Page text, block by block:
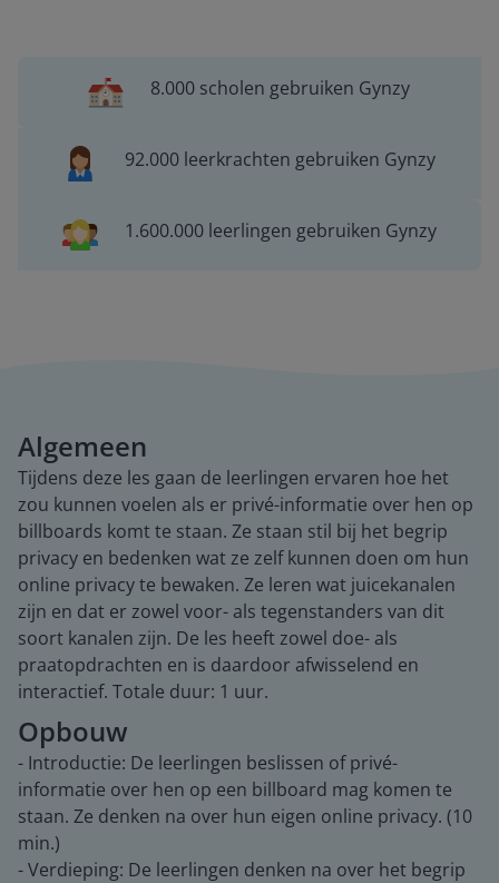
8.000 scholen gebruiken Gynzy
92.000 leerkrachten gebruiken Gynzy
1.600.000 leerlingen gebruiken Gynzy
Algemeen
Tijdens deze les gaan de leerlingen ervaren hoe het
zou kunnen voelen als er privé-informatie over hen op
billboards komt te staan. Ze staan stil bij het begrip
privacy en bedenken wat ze zelf kunnen doen om hun
online privacy te bewaken. Ze leren wat juicekanalen
zijn en dat er zowel voor- als tegenstanders van dit
soort kanalen zijn. De les heeft zowel doe- als
praatopdrachten en is daardoor afwisselend en
interactief. Totale duur: 1 uur.
Opbouw
- Introductie: De leerlingen beslissen of privé-
informatie over hen op een billboard mag komen te
staan. Ze denken na over hun eigen online privacy. (10
min.)
- Verdieping: De leerlingen denken na over het begrip